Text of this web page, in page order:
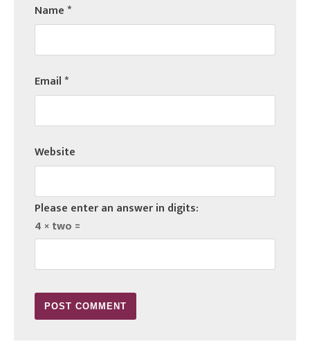
Name*
Email*
Website
Please enter an answer in digits:
4 × two =